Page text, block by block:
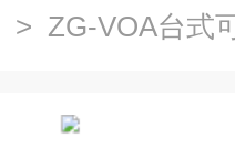
> ZG-VOA台式